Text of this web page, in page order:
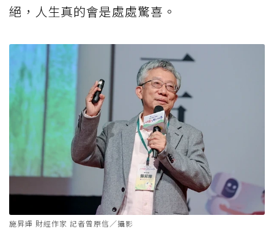
絕，人生真的會是處處驚喜。
施昇輝 財經作家 記者曾原信／攝影